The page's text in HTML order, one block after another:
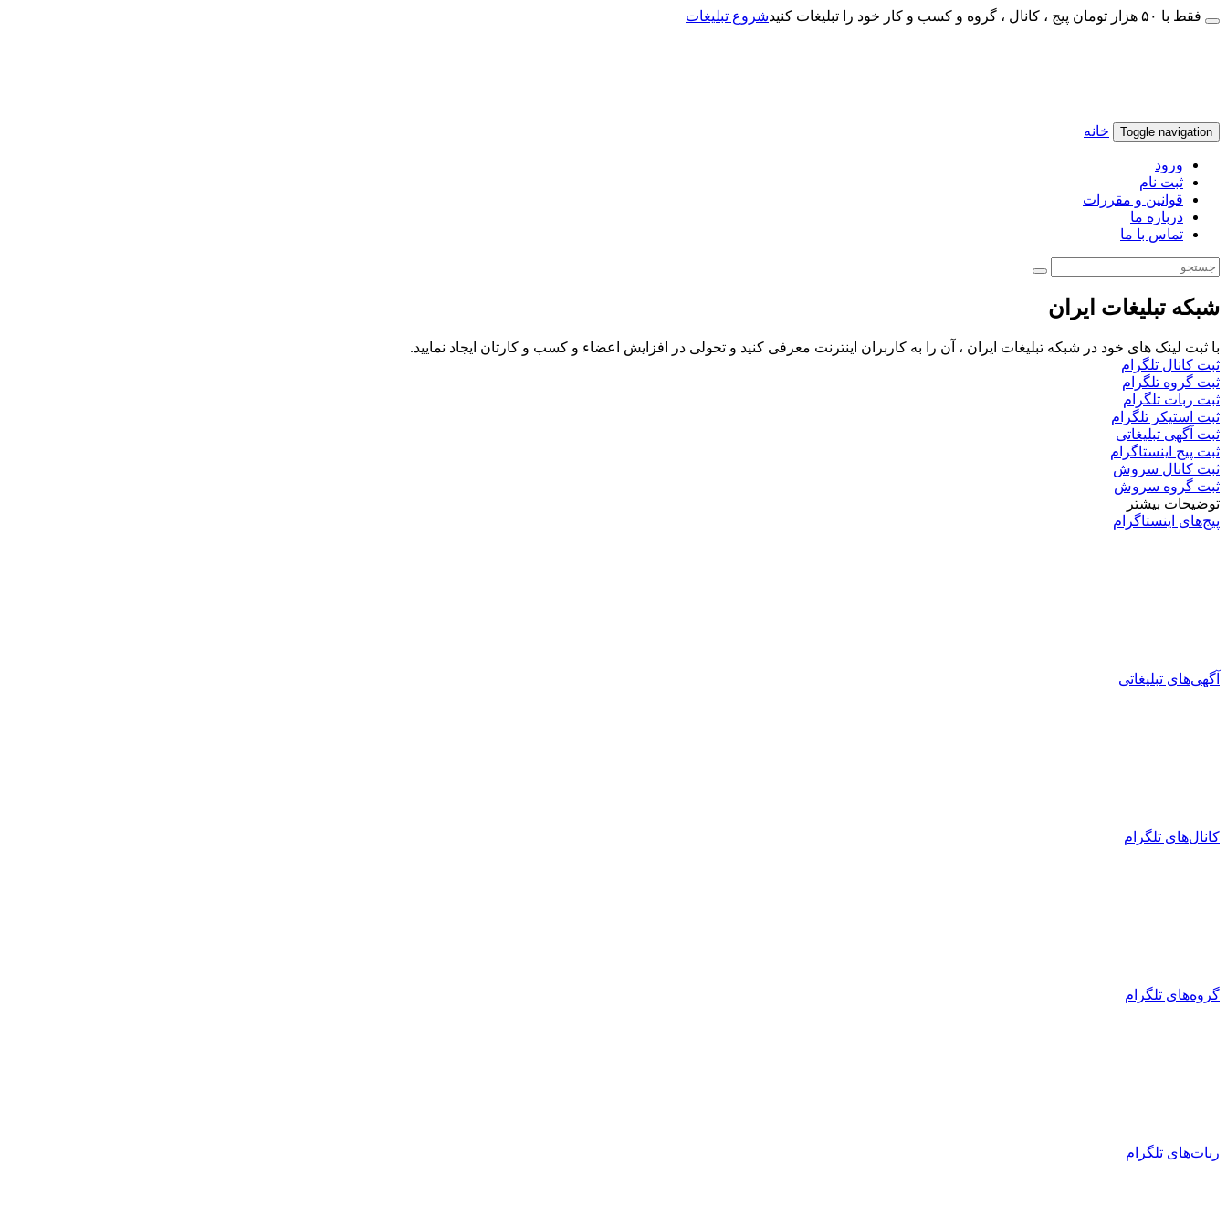
فقط با ۵۰ هزار تومان پیج ، کانال ، گروه و کسب و کار خود را تبلیغات کنید شروع تبلیغات
Toggle navigation خانه
ورود
ثبت نام
قوانین و مقررات
درباره ما
تماس با ما
شبکه تبلیغات ایران
با ثبت لینک های خود در شبکه تبلیغات ایران ، آن را به کاربران اینترنت معرفی کنید و تحولی در افزایش اعضاء و کسب و کارتان ایجاد نمایید.
ثبت کانال تلگرام
ثبت گروه تلگرام
ثبت ربات تلگرام
ثبت استیکر تلگرام
ثبت آگهی تبلیغاتی
ثبت پیج اینستاگرام
ثبت کانال سروش
ثبت گروه سروش
توضیحات بیشتر
پیج‌های اینستاگرام
آگهی‌های تبلیغاتی
کانال‌های تلگرام
گروه‌های تلگرام
ربات‌های تلگرام